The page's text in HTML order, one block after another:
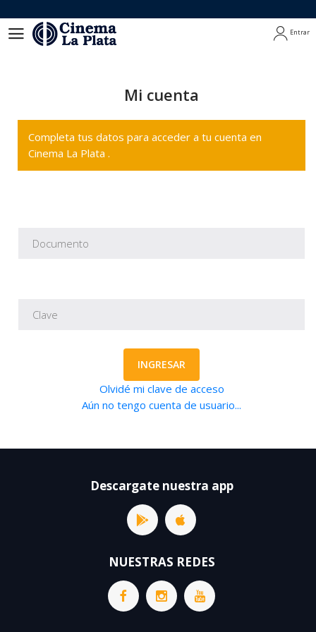
Entrar
Mi cuenta
Completa tus datos para acceder a tu cuenta en
Cinema La Plata .
INGRESAR
Olvidé mi clave de acceso
Aún no tengo cuenta de usuario...
Descargate nuestra app
NUESTRAS REDES